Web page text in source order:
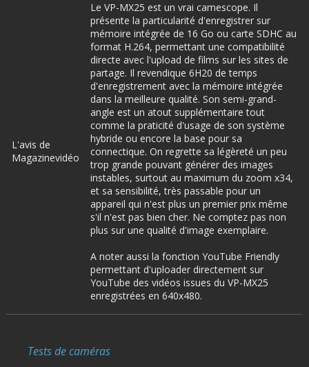
L'avis de
Magazinevidéo
Le VP-MX25 est un vrai camescope. Il
présente la particularité d'enregistrer sur
mémoire intégrée de 16 Go ou carte SDHC au
format H.264, permettant une compatibilité
directe avec l'upload de films sur les sites de
partage. Il revendique 6H20 de temps
d'enregistrement avec la mémoire intégrée
dans la meilleure qualité. Son semi-grand-
angle est un atout supplémentaire tout
comme la praticité d'usage de son système
hybride ou encore la base pour sa
connectique. On regrette sa légèreté un peu
trop grande pouvant générer des images
instables, surtout au maximum du zoom x34,
et sa sensibilité, très passable pour un
appareil qui n'est plus un premier prix même
s'il n'est pas bien cher. Ne comptez pas non
plus sur une qualité d'image exemplaire.
A noter aussi la fonction YouTube Friendly
permettant d'uploader directement sur
YouTube des vidéos issues du VP-MX25
enregistrées en 640x480.
Tests de caméras